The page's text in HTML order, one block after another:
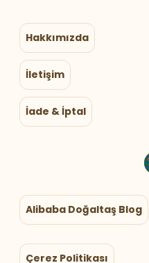
Hakkımızda
İletişim
İade & İptal
Alibaba Doğaltaş Blog
Çerez Politikası